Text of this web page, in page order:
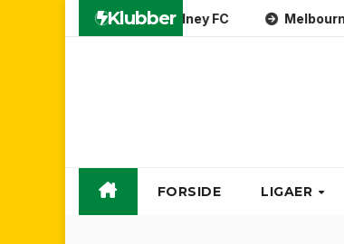
Klubber Melbourne City FC
FORSIDE LIGAER